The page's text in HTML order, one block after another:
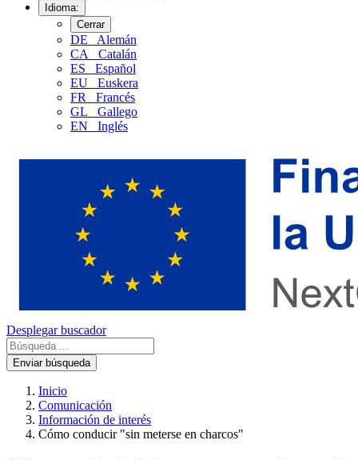
Idioma:
Cerrar
DE
Alemán
CA
Catalán
ES
Español
EU
Euskera
FR
Francés
GL
Gallego
EN
Inglés
Desplegar buscador
Enviar búsqueda
Inicio
Comunicación
Información de interés
Cómo conducir "sin meterse en charcos"